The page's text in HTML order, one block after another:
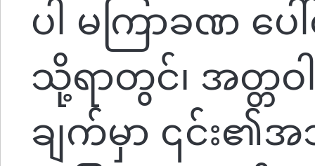
ပါ မကြာခဏ ပ
သို့ရာတွင်၊ အတ္တ
ချက်မှာ ၎င်း၏အ